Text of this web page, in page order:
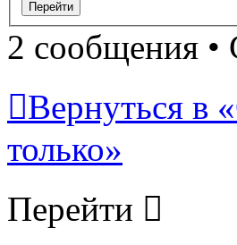
2 сообщения •
Вернуться в
только»
Перейти